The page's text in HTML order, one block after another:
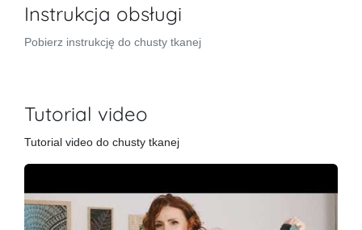
Instrukcja obsługi
Pobierz instrukcję do chusty tkanej
Tutorial video
Tutorial video do chusty tkanej